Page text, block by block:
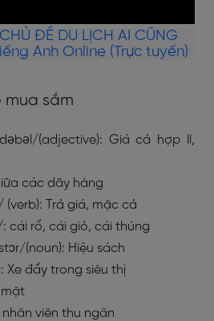
ĐỀ DU LỊCH AI CŨNG
Anh Online (Trực tuyến)
mua sắm
(adjective): Giá cả hợp lí,
các dãy hàng
(verb): Trả giá, mặc cả
cái rổ, cái giỏ, cái thúng
(noun): Hiệu sách
đẩy trong siêu thị
viên thu ngân